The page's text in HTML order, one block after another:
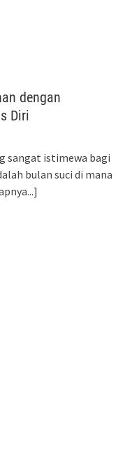
dengan
Diri
sangat istimewa bagi
bulan suci di mana